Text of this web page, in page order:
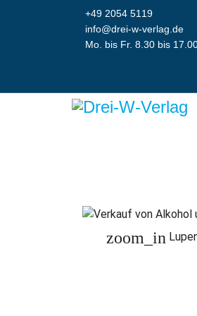
+49 2054 5119
info@drei-w-verlag.de
Mo. bis Fr. 8.30 bis
zoom_in